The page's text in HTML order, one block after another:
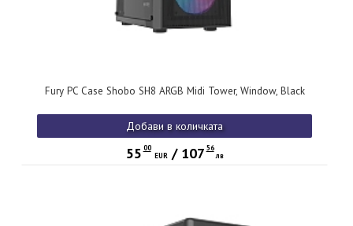
Fury PC Case Shobo SH8 ARGB Midi Tower, Window, Black
Добави в количката
55 00
EUR/ 107 56
лв